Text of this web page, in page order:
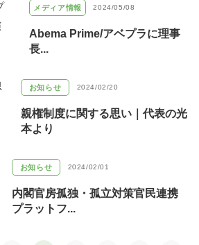
メディア情報 2024/05/08
Abema Prime/アベプラに理事
長...
お知らせ 2024/02/20
親権制度に関する思い｜代表の光
本より
お知らせ 2024/02/01
内閣官房孤独・孤立対策官民連携
プラットフ...